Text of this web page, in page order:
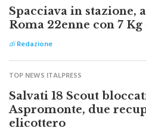
TOP NEWS ITALPRESS
Spacciava in stazione,
Roma 22enne con 7 Kg
diRedazione
TOP NEWS ITALPRESS
Salvati 18 Scout